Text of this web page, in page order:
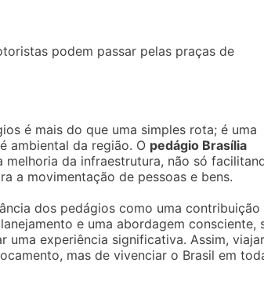
podem passar pelas praças de
é mais do que uma simples rota; é uma
ambiental da região. O pedágio Brasília
da infraestrutura, não só
a movimentação de pessoas e bens.
dos pedágios como uma contribuição
e uma abordagem consciente,
uma experiência significativa. Assim, viajar
mas de vivenciar o Brasil em